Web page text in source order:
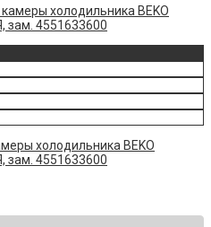
холодильника BEKO
4551633600